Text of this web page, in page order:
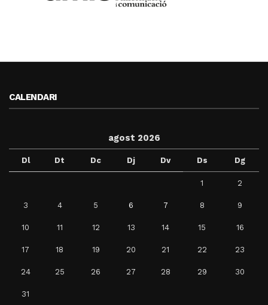
CALENDARI
agost 2026
Dl Dt Dc Dj Dv Ds Dg
1 2
3 4 5 6 7 8 9
10 11 12 13 14 15 16
17 18 19 20 21 22 23
24 25 26 27 28 29 30
31